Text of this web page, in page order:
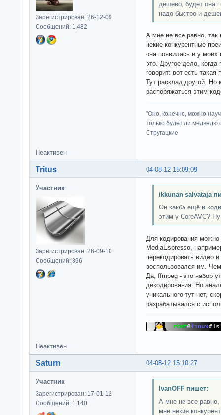
Зарегистрирован: 26-12-09
Сообщений: 1,482
дешево, будет она
надо быстро и
А мне не все равно, так
некие конкурентные
она появилась и у моих
это. Другое дело, когда
говорит: вот есть такая
Тут расклад другой. Но
распоряжаться этим
"Оно, конечно, можно
только будет ли медведю
Стругацкие
Неактивен
04-08-12 15:09:09
Tritus
Участник
Зарегистрирован: 26-09-10
Сообщений: 896
ikkunan salvataja
Он какбэ ещё и
этим у CoreAVC?
Для кодирования можно
MediaEspresso,
перекодировать видео
воспользовался им.
Да, ffmpeg - это набор
декодирования. Но
уникального тут нет,
разрабатывался с
Неактивен
04-08-12 15:10:27
Saturn
Участник
Зарегистрирован: 17-01-12
Сообщений: 1,140
IvanOFF пишет:
А мне не все равно,
мне некие